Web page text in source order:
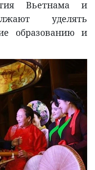
Вьетнама и
уделять
образованию и